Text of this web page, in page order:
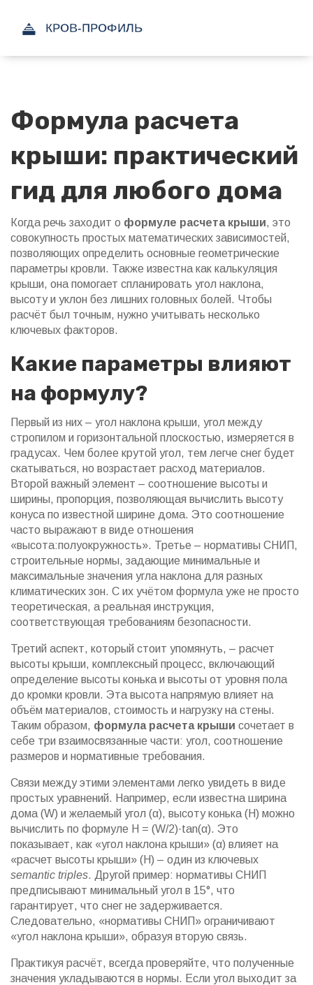
Формула расчета
крыши: практический
гид для любого дома
Когда речь заходит о формуле расчета крыши, это
совокупность простых математических зависимостей,
позволяющих определить основные геометрические
параметры кровли. Также известна как калькуляция
крыши, она помогает спланировать угол наклона,
высоту и уклон без лишних головных болей. Чтобы
расчёт был точным, нужно учитывать несколько
ключевых факторов.
Какие параметры влияют
на формулу?
Первый из них – угол наклона крыши, угол между
стропилом и горизонтальной плоскостью, измеряется в
градусах. Чем более крутой угол, тем легче снег будет
скатываться, но возрастает расход материалов.
Второй важный элемент – соотношение высоты и
ширины, пропорция, позволяющая вычислить высоту
конуса по известной ширине дома. Это соотношение
часто выражают в виде отношения
«высота:полуокружность». Третье – нормативы СНИП,
строительные нормы, задающие минимальные и
максимальные значения угла наклона для разных
климатических зон. С их учётом формула уже не просто
теоретическая, а реальная инструкция,
соответствующая требованиям безопасности.
Третий аспект, который стоит упомянуть, – расчет
высоты крыши, комплексный процесс, включающий
определение высоты конька и высоты от уровня пола
до кромки кровли. Эта высота напрямую влияет на
объём материалов, стоимость и нагрузку на стены.
Таким образом, формула расчета крыши сочетает в
себе три взаимосвязанные части: угол, соотношение
размеров и нормативные требования.
Связи между этими элементами легко увидеть в виде
простых уравнений. Например, если известна ширина
дома (W) и желаемый угол (α), высоту конька (H) можно
вычислить по формуле H = (W/2)·tan(α). Это
показывает, как «угол наклона крыши» (α) влияет на
«расчет высоты крыши» (H) – один из ключевых
semantic triples. Другой пример: нормативы СНИП
предписывают минимальный угол в 15°, что
гарантирует, что снег не задерживается.
Следовательно, «нормативы СНИП» ограничивают
«угол наклона крыши», образуя вторую связь.
Практикуя расчёт, всегда проверяйте, что полученные
значения укладываются в нормы. Если угол выходит за